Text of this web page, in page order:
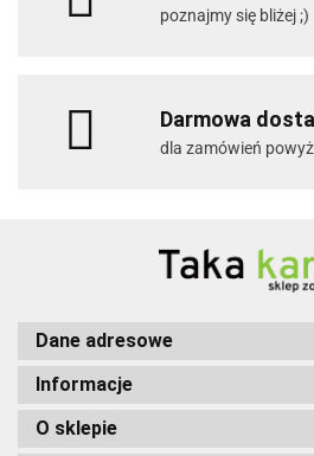
poznajmy się bliżej ;)
Darmowa
dla zamówień
Dane adresowe
Informacje
O sklepie